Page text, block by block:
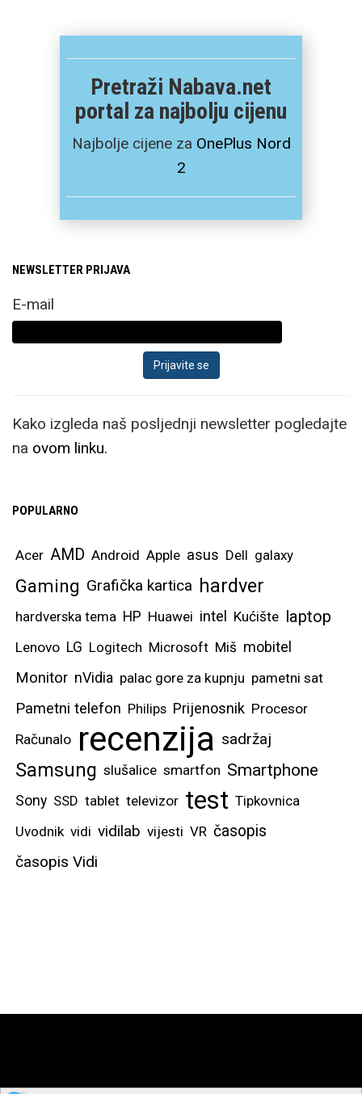
Pretraži Nabava.net
portal za najbolju cijenu
Najbolje cijene za OnePlus Nord
2
NEWSLETTER PRIJAVA
E-mail
Kako izgleda naš posljednji newsletter pogledajte
na ovom linku.
POPULARNO
Acer AMD Android Apple asus Dell galaxy
Gaming Grafička kartica hardver
hardverska tema HP Huawei intel Kućište laptop
Lenovo LG Logitech Microsoft Miš mobitel
Monitor nVidia palac gore za kupnju pametni sat
Pametni telefon Philips Prijenosnik Procesor
Računalo recenzija sadržaj
Samsung slušalice smartfon Smartphone
Sony SSD tablet televizor test Tipkovnica
Uvodnik vidi vidilab vijesti VR časopis
časopis Vidi